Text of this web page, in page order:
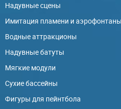
Надувные сцены
Имитация пламени и аэрофонтаны
Водные аттракционы
Надувные батуты
Мягкие модули
Сухие бассейны
Фигуры для пейнтбола